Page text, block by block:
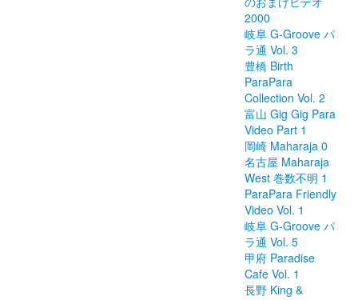
2000
岐阜 G-Groove パ
ラ通 Vol. 3
豊橋 Birth
ParaPara
Collection Vol. 2
富山 Gig Gig Para
Video Part 1
岡崎 Maharaja 0
名古屋 Maharaja
West 巻数不明 1
ParaPara Friendly
Video Vol. 1
岐阜 G-Groove パ
ラ通 Vol. 5
甲府 Paradise
Cafe Vol. 1
長野 King &